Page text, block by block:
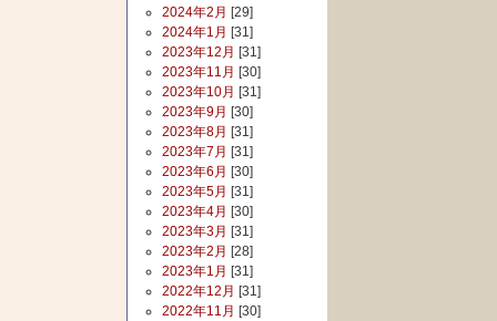
2024年2月 [29]
2024年1月 [31]
2023年12月 [31]
2023年11月 [30]
2023年10月 [31]
2023年9月 [30]
2023年8月 [31]
2023年7月 [31]
2023年6月 [30]
2023年5月 [31]
2023年4月 [30]
2023年3月 [31]
2023年2月 [28]
2023年1月 [31]
2022年12月 [31]
2022年11月 [30]